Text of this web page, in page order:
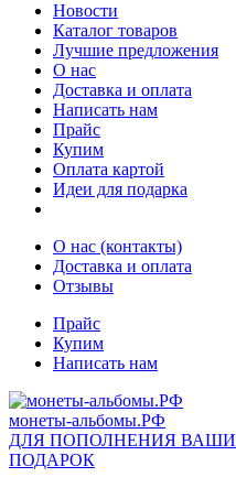
Новости
Каталог товаров
Лучшие предложения
О нас
Доставка и оплата
Написать нам
Прайс
Купим
Оплата картой
Идеи для подарка
О нас (контакты)
Доставка и оплата
Отзывы
Прайс
Купим
Написать нам
монеты-альбомы.РФ
ДЛЯ ПОПОЛНЕНИЯ
ПОДАРОК